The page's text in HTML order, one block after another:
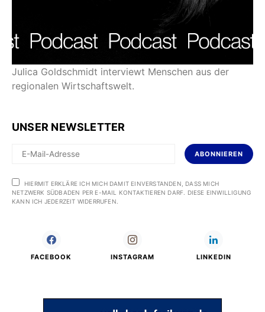
Julica Goldschmidt interviewt Menschen aus der
regionalen Wirtschaftswelt.
UNSER NEWSLETTER
ABONNIEREN
HIERMIT ERKLÄRE ICH MICH DAMIT EINVERSTANDEN, DASS MICH
NETZWERK SÜDBADEN PER E-MAIL KONTAKTIEREN DARF. DIESE EINWILLIGUNG
KANN ICH JEDERZEIT WIDERRUFEN.
FACEBOOK INSTAGRAM LINKEDIN